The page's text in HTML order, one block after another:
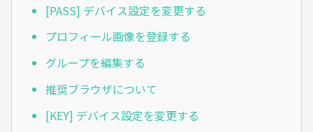
[PASS] デバイス設定を変更する
プロフィール画像を登録する
グループを編集する
推奨ブラウザについて
[KEY] デバイス設定を変更する